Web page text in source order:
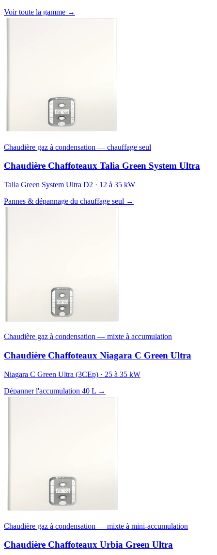
Voir toute la gamme →
Chaudière gaz à condensation — chauffage seul
Chaudière Chaffoteaux Talia Green System Ultra
Talia Green System Ultra D2 · 12 à 35 kW
Pannes & dépannage du chauffage seul →
Chaudière gaz à condensation — mixte à accumulation
Chaudière Chaffoteaux Niagara C Green Ultra
Niagara C Green Ultra (3CEp) · 25 à 35 kW
Dépanner l'accumulation 40 L →
Chaudière gaz à condensation — mixte à mini-accumulation
Chaudière Chaffoteaux Urbia Green Ultra